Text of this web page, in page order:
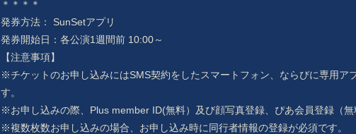
＊＊＊＊
発券方法： SunSetアプリ
発券開始日：各公演1週間前 10:00～
【注意事項】
※チケットのお申し込みにはSMS契約をしたスマートフォン、ならびに専用ア
す。
※お申し込みの際、Plus member ID(無料）及び顔写真登録、ぴあ会員登録（無
※複数枚数お申し込みの場合、お申し込み時に同行者情報の登録が必須です。